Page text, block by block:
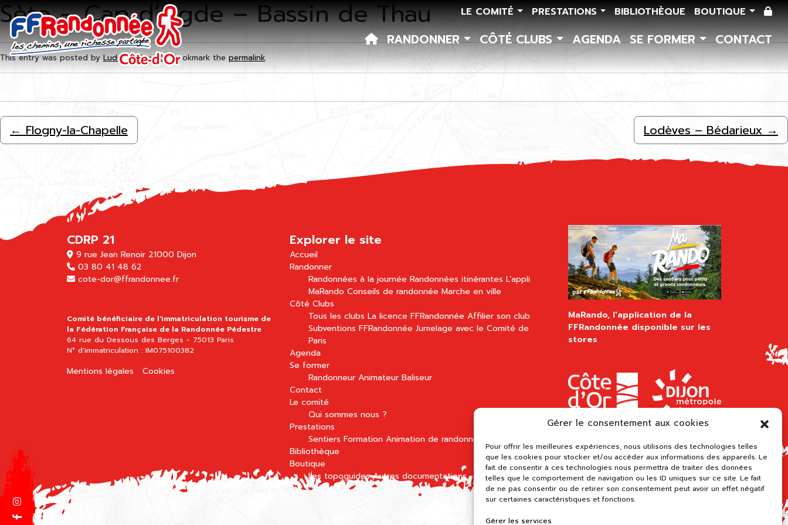
Gérer le consentement aux cookies
Pour offrir les meilleures expériences, nous utilisons des technologies telles
que les cookies pour stocker et/ou accéder aux informations des appareils. Le
fait de consentir à ces technologies nous permettra de traiter des données
telles que le comportement de navigation ou les ID uniques sur ce site. Le fait
de ne pas consentir ou de retirer son consentement peut avoir un effet négatif
sur certaines caractéristiques et fonctions.
Gérer les services
Skip to main content LE COMITÉ PRESTATIONS BIBLIOTHÈQUE BOUTIQUE
RANDONNER CÔTÉ CLUBS AGENDA SE FORMER CONTACT
Sète – Cap d’Agde – Bassin de Thau
This entry was posted byLudovic Maugras. Bookmark thepermalink.
← Flogny-la-Chapelle Lodèves – Bédarieux →
CDRP 21
9 rue Jean Renoir 21000 Dijon
03 80 41 48 62
cote-dor@ffrandonnee.fr
Comité bénéficiaire de l'immatriculation tourisme de
la Fédération Française de la Randonnée Pédestre
64 rue du Dessous des Berges - 75013 Paris
N° d'immatriculation : IM075100382
Mentions légales Cookies
Explorer le site
Accueil
Randonner
Randonnées à la journée Randonnées itinérantes L’appli
MaRando Conseils de randonnée Marche en ville
Côté Clubs
Tous les clubs La licence FFRandonnée Affilier son club
Subventions FFRandonnée Jumelage avec le Comité de
Paris
Agenda
Se former
Randonneur Animateur Baliseur
Contact
Le comité
Qui sommes nous ?
Prestations
Sentiers Formation Animation de randonnées
Bibliothèque
Boutique
Les topoguides Autres documentations
MaRando, l'application de la
FFRandonnée disponible sur les
stores